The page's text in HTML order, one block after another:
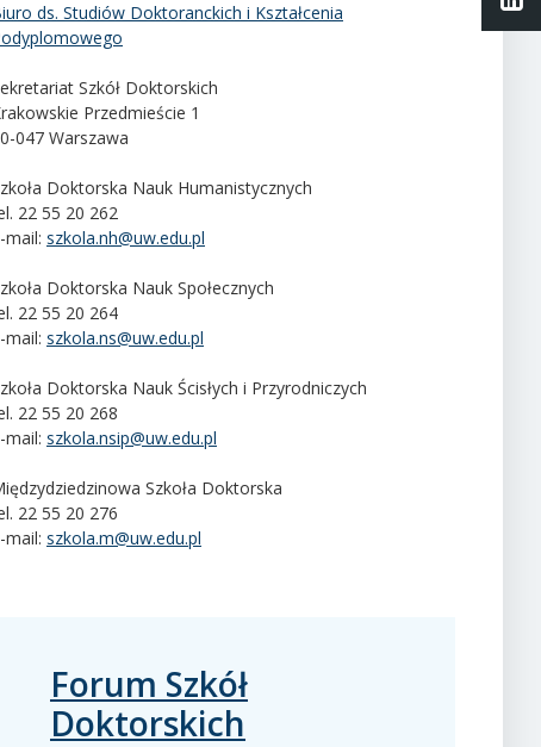
ds. Studiów Doktoranckich i Kształcenia
Szkół Doktorskich
Przedmieście 1
047 Warszawa
Doktorska Nauk Humanistycznych
22 55 20 262
mail: szkola.nh@uw.edu.pl
Doktorska Nauk Społecznych
22 55 20 264
mail: szkola.ns@uw.edu.pl
Doktorska Nauk Ścisłych i Przyrodniczych
22 55 20 268
mail: szkola.nsip@uw.edu.pl
Szkoła Doktorska
22 55 20 276
mail: szkola.m@uw.edu.pl
Forum Szkół
Doktorskich